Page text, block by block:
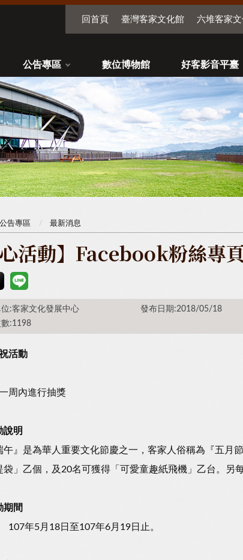
回首頁 臺灣客家文化館 六堆客家
公告專區 數位博物館 好客影音平臺
公告專區 最新消息
活動】Facebook粉絲專
:客家文化發展中心 發布日期:2018/05/18
:1198
活動
周內進行抽獎
說明
午』是為華人重要文化節慶之一，客家人俗稱為『五月
袋」乙個，及20名可獲得「可愛童趣紙飛機」乙台。另
期間
107年5月18日至107年6月19日止。